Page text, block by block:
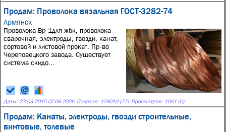
Продам: Проволока вязальная ГОСТ-3282-74
Армянск
Проволока Вр-1для жбк, проволока
сварочная, электроды, гвозди, канат,
сортовой и листовой прокат. Пр-во
Череповецкого завода. Существует
система скидо...
Даты: 23.03.2015-07.08.2026 Показов: 179010 (77) Просмотров: 1061 (0)
Продам: Канаты, электроды, гвозди строительные,
винтовые, толевые